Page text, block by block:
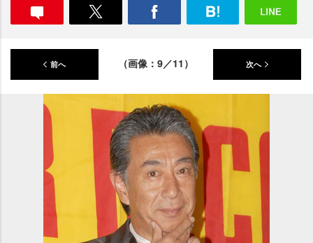
前へ （画像：9／11） 次へ